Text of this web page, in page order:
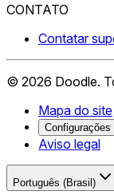
CONTATO
Contatar
© 2026 Doodle.
Mapa do site
Aviso legal
Português (Brasil)